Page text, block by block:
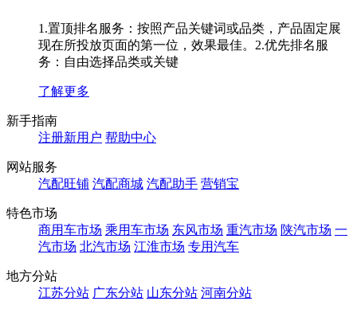
1.置顶排名服务：按照产品关键词或品类，产品固定展
现在所投放页面的第一位，效果最佳。2.优先排名服
务：自由选择品类或关键
了解更多
新手指南
注册新用户 帮助中心
网站服务
汽配旺铺 汽配商城 汽配助手 营销宝
特色市场
商用车市场 乘用车市场 东风市场 重汽市场 陕汽市场 一
汽市场 北汽市场 江淮市场 专用汽车
地方分站
江苏分站 广东分站 山东分站 河南分站